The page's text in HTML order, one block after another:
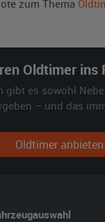
zum Thema
Oldtimer ins
gibt es sowohl
– und das
Oldtimer anbieten